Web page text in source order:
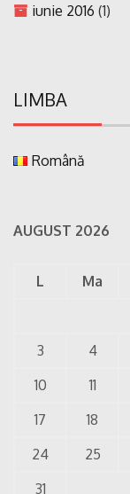
iunie 2016 (1)
LIMBA
Română
AUGUST 2026
L Ma
3
4
10
11
17
18
24
25
31